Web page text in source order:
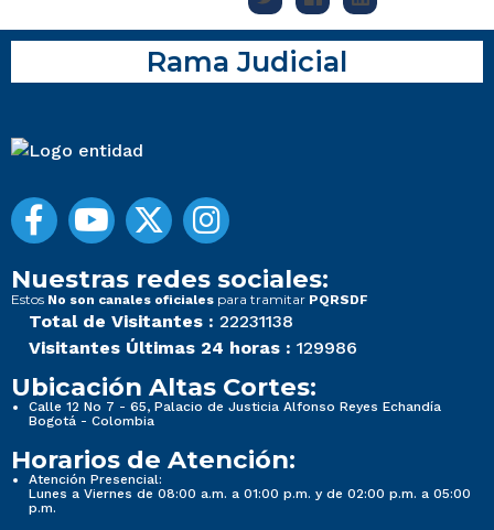
Rama Judicial
Nuestras redes sociales:
Estos No son canales oficiales para tramitar PQRSDF
Total de Visitantes : 22231138
Visitantes Últimas 24 horas : 129986
Ubicación Altas Cortes:
Calle 12 No 7 - 65, Palacio de Justicia Alfonso Reyes Echandía
Bogotá - Colombia
Horarios de Atención:
Atención Presencial:
Lunes a Viernes de 08:00 a.m. a 01:00 p.m. y de 02:00 p.m. a 05:00
p.m.